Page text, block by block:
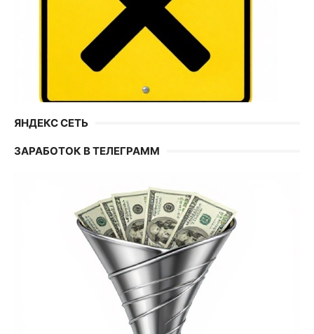
ЯНДЕКС СЕТЬ
ЗАРАБОТОК В ТЕЛЕГРАММ